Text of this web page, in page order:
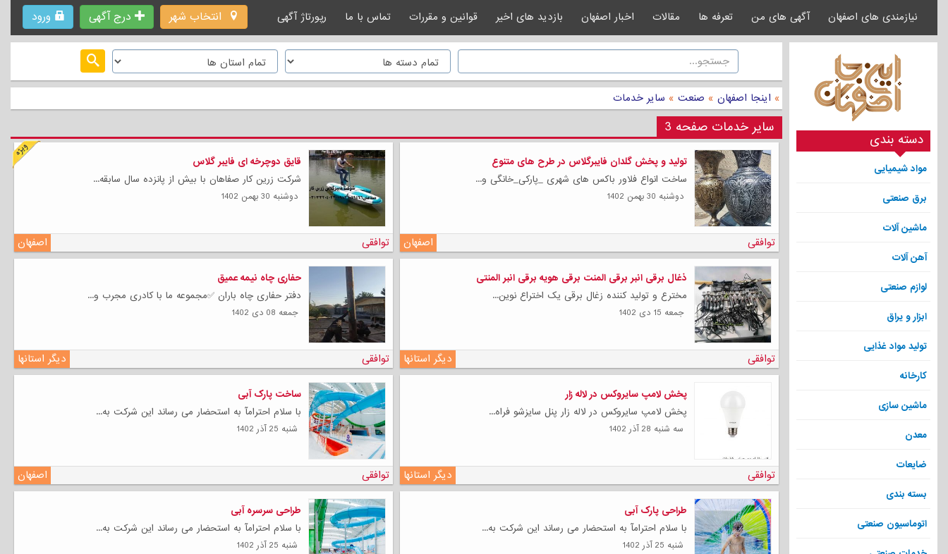
انتخاب شهر درج آگهی ورود نیازمندی های اصفهان آگهی های من تعرفه ها مقالات اخبار اصفهان بازدید های اخیر قوانین و مقررات تماس با ما رپورتاژ آگهی
دسته بندی
مواد شیمیایی
برق صنعتی
ماشین آلات
آهن آلات
لوازم صنعتی
ابزار و یراق
تولید مواد غذایی
کارخانه
ماشین سازی
معدن
ضایعات
بسته بندی
اتوماسیون صنعتی
» اینجا اصفهان » صنعت » سایر خدمات
سایر خدمات صفحه 3
تولید و پخش گلدان فایبرگلاس در طرح های متنوع
ساخت انواع فلاور باکس های شهری _پارکی_خانگی و...
دوشنبه 30 بهمن 1402
اصفهان توافقی
قایق دوچرخه ای فایبر گلاس
شرکت زرین کار صفاهان با بیش از پانزده سال سابقه...
دوشنبه 30 بهمن 1402
اصفهان توافقی
ذغال برقی انبر برقی المنت برقی هویه برقی انبر المنتی
مخترع و تولید کننده زغال برقی یک اختراع نوین...
جمعه 15 دی 1402
دیگر استانها توافقی
حفاری چاه نیمه عمیق
دفتر حفاری چاه باران ✅مجموعه ما با کادری مجرب و...
جمعه 08 دی 1402
دیگر استانها توافقی
پخش لامپ سایروکس در لاله زار
پخش لامپ سایروکس در لاله زار پنل سایزشو فراه...
سه شنبه 28 آذر 1402
دیگر استانها توافقی
ساخت پارک آبی
با سلام احترامآ به استحضار می رساند این شرکت به...
شنبه 25 آذر 1402
اصفهان توافقی
طراحی پارک آبی
با سلام احترامآ به استحضار می رساند این شرکت به...
شنبه 25 آذر 1402
طراحی سرسره آبی
با سلام احترامآ به استحضار می رساند این شرکت به...
شنبه 25 آذر 1402